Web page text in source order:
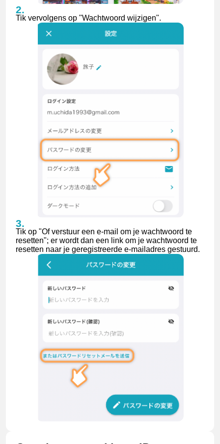
Tik vervolgens op "Wachtwoord wijzigen".
Tik op "Of verstuur een e-mail om je wachtwoord te
resetten"; er wordt dan een link om je wachtwoord te
resetten naar je geregistreerde e-mailadres gestuurd.